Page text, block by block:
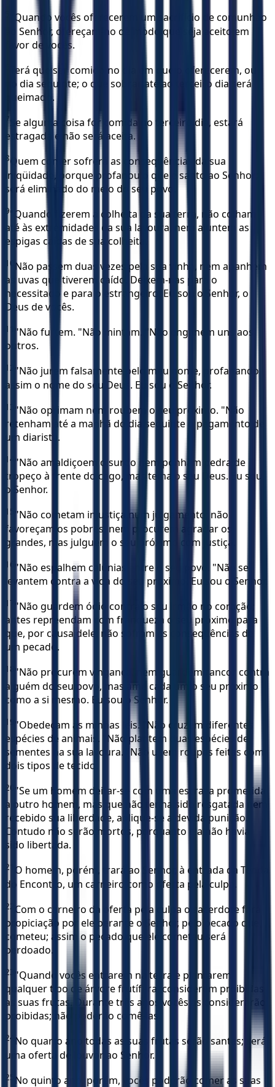
"Quando vocês oferecerem um sacrifício de comunhão
ao Senhor, ofereçam-no de modo que seja aceito em
favor de vocês.
Terá que ser comido no dia em que o oferecerem, ou
no dia seguinte; o que sobrar até ao terceiro dia será
queimado.
7 Se alguma coisa for comida no terceiro dia, estará
estragada e não será aceita.
8Quem comer sofrerá as conseqüências da sua
iniqüidade, porque profanou o que é santo ao Senhor;
será eliminado do meio do seu povo.
9"Quando fizerem a colheita da sua terra, não colham
até às extremidades da sua lavoura, nem ajuntem as
espigas caídas de sua colheita.
10 Não passem duas vezes pela sua vinha, nem apanhem
as uvas que tiverem caído. Deixem-nas para o
necessitado e para o estrangeiro. Eu sou o Senhor, o
Deus de vocês.
11
"Não furtem. "Não mintam. "Não enganem uns aos
outros.
12 "Não jurem falsamente pelo meu nome, profanando
assim o nome do seu Deus. Eu sou o Senhor.
13 "Não oprimam nem roubem o seu próximo. "Não
retenham até a manhã do dia seguinte o pagamento de
um diarista.
14 "Não amaldiçoem o surdo nem ponham pedra de
tropeço à frente do cego, mas tema o seu Deus. Eu sou
o Senhor.
15 "Não cometam injustiça num julgamento; não
favoreçam os pobres, nem procurem agradar os
grandes, mas julguem o seu próximo com justiça.
16 "Não espalhem calúnias entre o seu povo. "Não se
levantem contra a vida do seu próximo. Eu sou o Senhor.
17 "Não guardem ódio contra o seu irmão no coração;
antes repreendam com franqueza o seu próximo para
que, por causa dele, não sofram as conseqüências de
um pecado.
18 "Não procurem vingança, nem guardem rancor contra
alguém do seu povo, mas ame cada um o seu próximo
como a si mesmo. Eu sou o Senhor.
19 "Obedeçam às minhas leis. "Não cruzem diferentes
espécies de animais. "Não plantem duas espécies de
sementes na sua lavoura. "Não usem roupas feitas com
dois tipos de tecido.
20 "Se um homem deitar-se com uma escrava prometida
a outro homem, mas que não tenha sido resgatada nem
recebido sua liberdade, aplique-se a devida punição.
Contudo não serão mortos, porquanto ela não havia
sido libertada.
21
O homem, porém, trará ao Senhor, à entrada da Tenda
do Encontro, um carneiro como oferta pela culpa.
22 Com o carneiro da oferta pela culpa o sacerdote fará
propiciação por ele perante o Senhor, pelo pecado que
cometeu; assim o pecado que ele cometeu será
perdoado.
23 "Quando vocês entrarem na terra e plantarem
qualquer tipo de árvore frutífera, considerem proibidas
as suas frutas. Durante três anos vocês as considerarão
proibidas; não poderão comê-las.
24 No quarto ano todas as suas frutas serão santas; será
uma oferta de louvor ao Senhor.
25 No quinto ano, porém, vocês poderão comer as suas